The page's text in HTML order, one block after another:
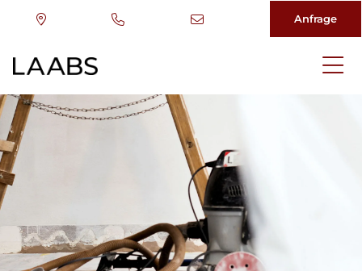
Direkt
zum
Inhalt
Anfrage